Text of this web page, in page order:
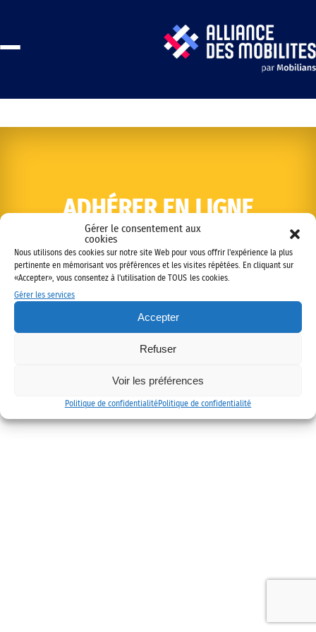
Gérer le consentement aux
cookies
Nous utilisons des cookies sur notre site Web pour vous offrir l'expérience la plus
pertinente en mémorisant vos préférences et les visites répétées. En cliquant sur
«Accepter», vous consentez à l'utilisation de TOUS les cookies.
Gérer les services
Accepter
Refuser
Voir les préférences
Politique de confidentialitéPolitique de confidentialité
ADHÉRER EN LIGNE
Copyright © 2022 Alliance des mobilités
Mentions légales Politique de confidentialité Contact